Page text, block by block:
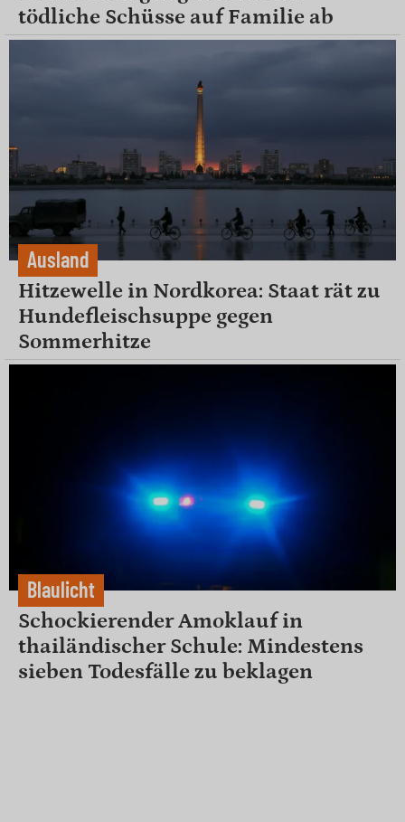
tödliche Schüsse auf Familie ab
Ausland
Hitzewelle in Nordkorea: Staat rät zu
Hundefleischsuppe gegen
Sommerhitze
Blaulicht
Schockierender Amoklauf in
thailändischer Schule: Mindestens
sieben Todesfälle zu beklagen